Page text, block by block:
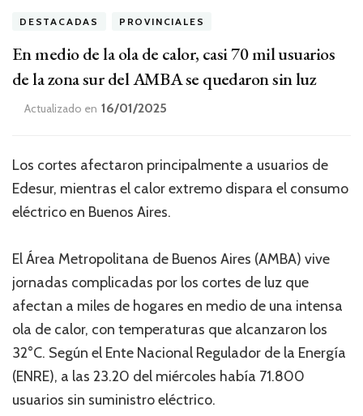
DESTACADAS PROVINCIALES
En medio de la ola de calor, casi 70 mil usuarios
de la zona sur del AMBA se quedaron sin luz
Actualizado en 16/01/2025
Los cortes afectaron principalmente a usuarios de
Edesur, mientras el calor extremo dispara el consumo
eléctrico en Buenos Aires.
El Área Metropolitana de Buenos Aires (AMBA) vive
jornadas complicadas por los cortes de luz que
afectan a miles de hogares en medio de una intensa
ola de calor, con temperaturas que alcanzaron los
32°C. Según el Ente Nacional Regulador de la Energía
(ENRE), a las 23.20 del miércoles había 71.800
usuarios sin suministro eléctrico.